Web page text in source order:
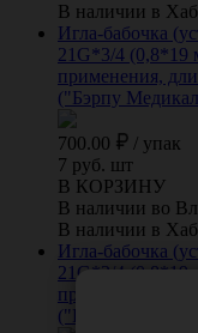
В наличии в
Игла-бабочка
21G*3/4 (0,8*19
применения,
("Бэрпу
700.00 / упак
7 руб. шт
В КОРЗИНУ
В наличии во
В наличии в
Игла-бабочка
21G*3/4 (0,8*19
применения,
("Бэрпу